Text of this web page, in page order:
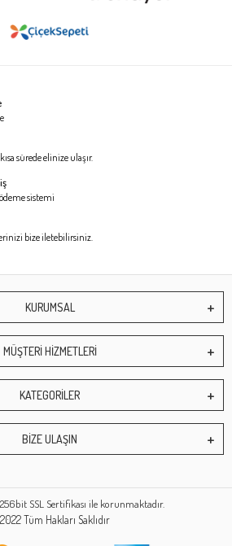
sürede elinize ulaşır.
sistemi
bize iletebilirsiniz.
KURUMSAL
MÜŞTERİ HİZMETLERİ
KATEGORİLER
BİZE ULAŞIN
SSL Sertifikası ile korunmaktadır.
Tüm Hakları Saklıdır